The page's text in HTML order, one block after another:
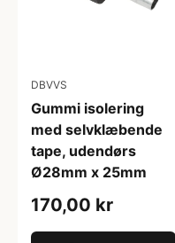
DBVVS
Gummi isolering
med selvklæbende
tape, udendørs
Ø28mm x 25mm
170,00 kr